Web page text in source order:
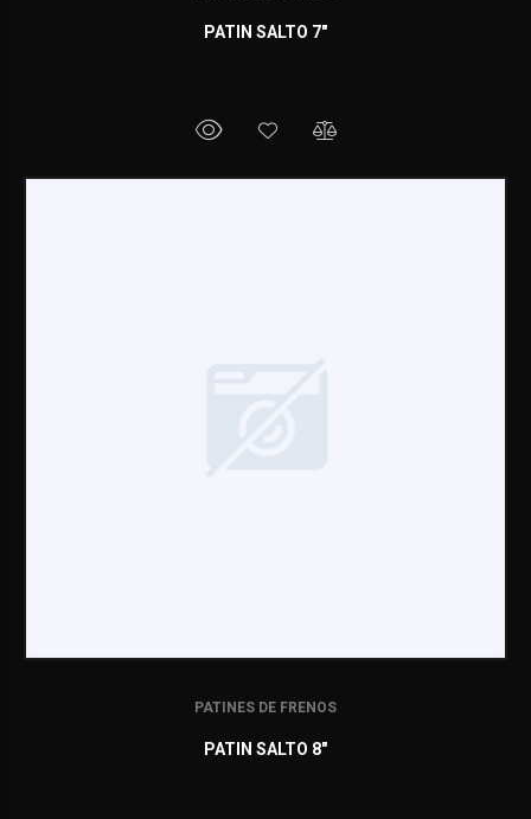
PATIN SALTO 7"
PATINES DE FRENOS
PATIN SALTO 8"